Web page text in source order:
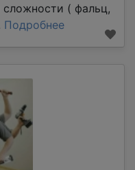
( фальц,
Подробнее